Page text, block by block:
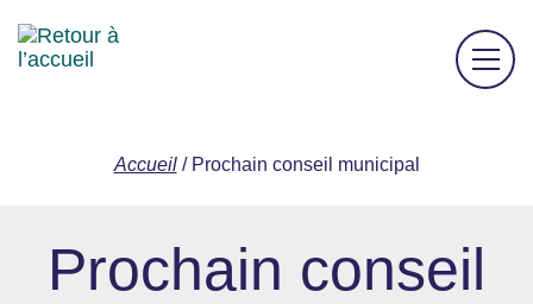
Accueil/ Prochain conseil municipal
Prochain conseil